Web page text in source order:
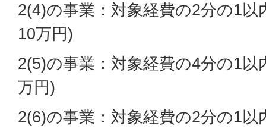
2(4)の事業：対象経費の2分の1以
10万円)
2(5)の事業：対象経費の4分の1以
万円)
2(6)の事業：対象経費の2分の1以